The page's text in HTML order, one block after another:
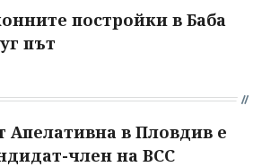
постройки в Баба
път
Апелативна в Пловдив е
член на ВСС